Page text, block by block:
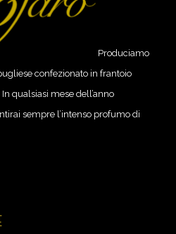
Produciamo
confezionato in frantoio
qualsiasi mese dell’anno
sempre l’intenso profumo di